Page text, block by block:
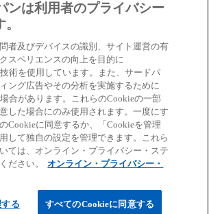
し
い
タ
ブ
で
開
く
し
タ
ブ
で
開
く
し
タ
ブ
で
開
く
し
タ
ブ
で
開
く
し
タ
ブ
で
開
く
ーポリシー
a limited liability audit corporation
Japanese Certified Public Accountants Law and
global organization of independent member
International Limited, a private English
All rights reserved. © 2026 KPMG Tax
incorporated under the Japanese CPTA
of the KPMG global organization of independent
with KPMG International Limited, a private
by guarantee. All rights reserved.
structure of the KPMG global organization
xx/en/misc/governance.html
ンは利用者のプライバシー
者及びデバイスの識別、サイト運営の有
スペリエンスの向上を目的に
技術を使用しています。また、サードパ
ング広告やその分析を実施するために
合があります。これらのCookieの一部
した場合にのみ使用されます。一度にす
Cookieに同意するか、「Cookieを管理
して独自の設定を管理できます。これら
ては、オンライン・プライバシー・ステ
ださい。
オンライン・プライバシー・
る すべてのCookieに同意する